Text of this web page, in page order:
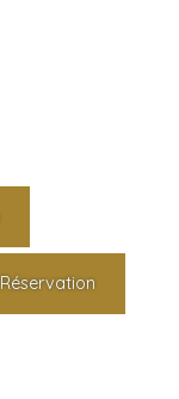
Réservation